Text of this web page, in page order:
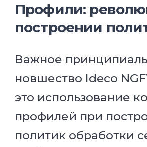
Профили:
построении
Важное
новшество Ideco
это использование
профилей при
политик обработки